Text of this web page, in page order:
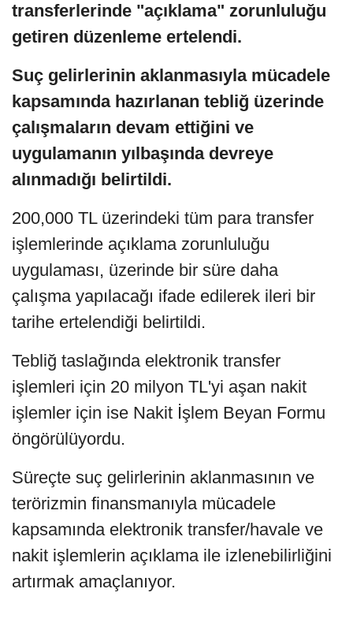
transferlerinde "açıklama" zorunluluğu
getiren düzenleme ertelendi.
Suç gelirlerinin aklanmasıyla mücadele
kapsamında hazırlanan tebliğ üzerinde
çalışmaların devam ettiğini ve
uygulamanın yılbaşında devreye
alınmadığı belirtildi.
200,000 TL üzerindeki tüm para transfer
işlemlerinde açıklama zorunluluğu
uygulaması, üzerinde bir süre daha
çalışma yapılacağı ifade edilerek ileri bir
tarihe ertelendiği belirtildi.
Tebliğ taslağında elektronik transfer
işlemleri için 20 milyon TL'yi aşan nakit
işlemler için ise Nakit İşlem Beyan Formu
öngörülüyordu.
Süreçte suç gelirlerinin aklanmasının ve
terörizmin finansmanıyla mücadele
kapsamında elektronik transfer/havale ve
nakit işlemlerin açıklama ile izlenebilirliğini
artırmak amaçlanıyor.